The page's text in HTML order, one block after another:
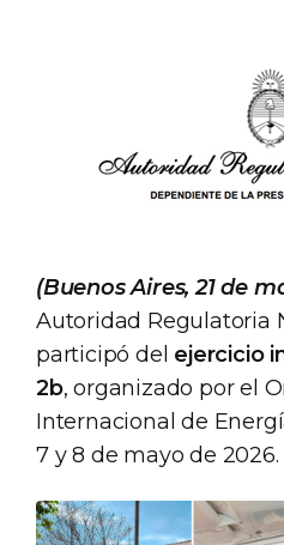
(Buenos Aires, 21 de
Autoridad Regulatoria
participó del ejercicio
2b, organizado por el
Internacional de
7 y 8 de mayo de 2026.